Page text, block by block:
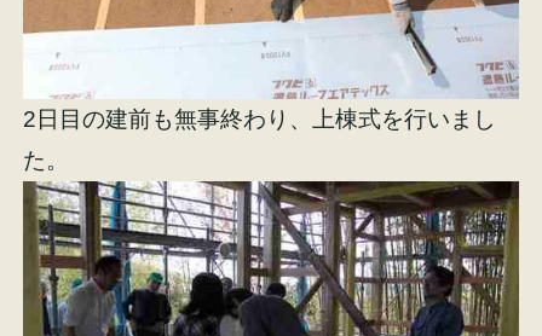
2日目の建前も無事終わり、上棟式を行いまし
た。